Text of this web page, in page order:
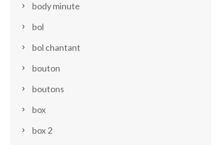
body minute
bol
bol chantant
bouton
boutons
box
box 2